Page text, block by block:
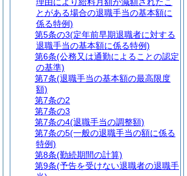
とがある場合の退職手当の基本額に
係る特例)
第5条の3(定年前早期退職者に対する
退職手当の基本額に係る特例)
第6条(公務又は通勤によることの認定
の基準)
第7条(退職手当の基本額の最高限度
額)
第7条の2
第7条の3
第7条の4(退職手当の調整額)
第7条の5(一般の退職手当の額に係る
特例)
第8条(勤続期間の計算)
第9条(予告を受けない退職者の退職手